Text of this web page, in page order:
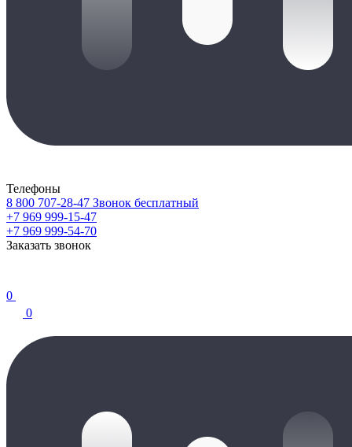
Телефоны
8 800 707-28-47 Звонок бесплатный
+7 969 999-15-47
+7 969 999-54-70
Заказать звонок
0
0